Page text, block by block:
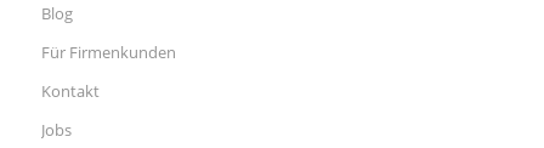
Blog
Für Firmenkunden
Kontakt
Jobs